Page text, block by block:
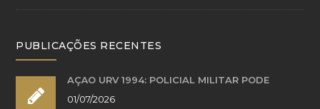
PUBLICAÇÕES RECENTES
AÇÃO URV 1994: POLICIAL MILITAR PODE
01/07/2026